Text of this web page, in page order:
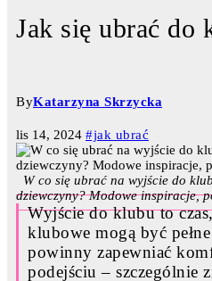
Jak się ubrać do
ByKatarzyna Skrzycka
lis 14, 2024 #jak ubrać
W co się ubrać na wyjście do
dziewczyny? Modowe inspiracje,
Wyjście do klubu to
klubowe mogą być
powinny zapewniać
podejściu – szczególnie